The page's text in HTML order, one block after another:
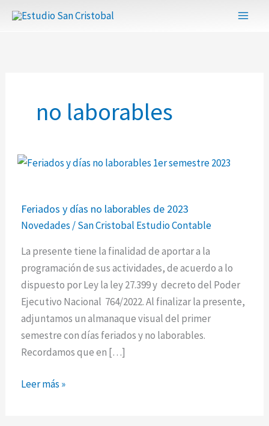
no laborables
Feriados y días no laborables de 2023
Novedades /San Cristobal Estudio Contable
La presente tiene la finalidad de aportar a la
programación de sus actividades, de acuerdo a lo
dispuesto por Ley la ley 27.399 y decreto del Poder
Ejecutivo Nacional 764/2022. Al finalizar la presente,
adjuntamos un almanaque visual del primer
semestre con días feriados y no laborables.
Recordamos que en […]
y
días
no
de
2023
Leer más »